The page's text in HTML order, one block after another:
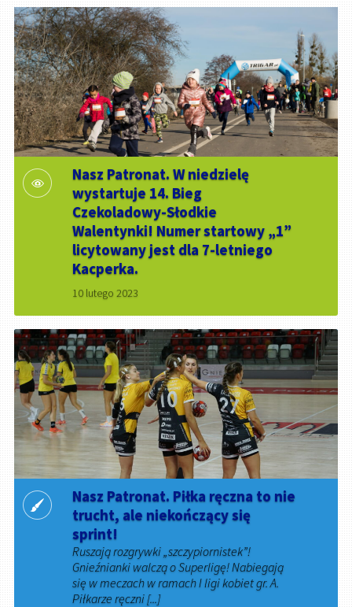
Nasz Patronat. W niedzielę
wystartuje 14. Bieg
Czekoladowy-Słodkie
Walentynki! Numer startowy „1”
licytowany jest dla 7-letniego
Kacperka.
10 lutego 2023
Nasz Patronat. Piłka ręczna to nie
trucht, ale niekończący się
sprint!
Ruszają rozgrywki „szczypiornistek”!
Gnieźnianki walczą o Superligę! Nabiegają
się w meczach w ramach I ligi kobiet gr. A.
Piłkarze ręczni [...]